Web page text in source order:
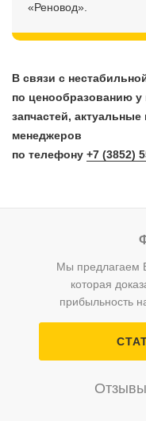
«Реновод».
В связи с
по ценообразованию
запчастей,
менеджеров
по телефону +7 (3852)
Мы предлагаем
которая
прибыльность